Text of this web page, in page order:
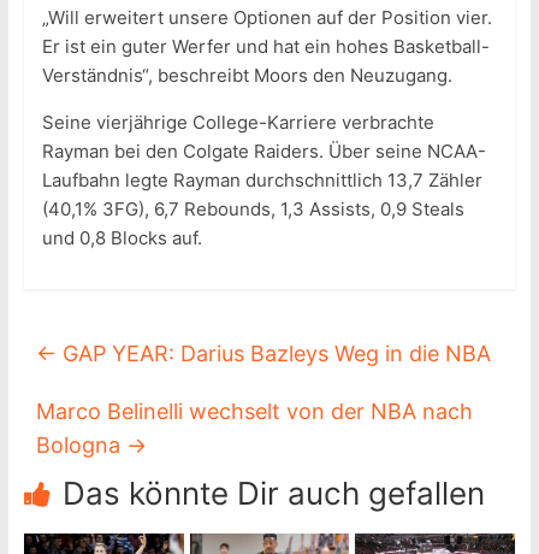
„Will erweitert unsere Optionen auf der Position vier.
Er ist ein guter Werfer und hat ein hohes Basketball-
Verständnis“, beschreibt Moors den Neuzugang.
Seine vierjährige College-Karriere verbrachte
Rayman bei den Colgate Raiders. Über seine NCAA-
Laufbahn legte Rayman durchschnittlich 13,7 Zähler
(40,1% 3FG), 6,7 Rebounds, 1,3 Assists, 0,9 Steals
und 0,8 Blocks auf.
← GAP YEAR: Darius Bazleys Weg in die NBA
Marco Belinelli wechselt von der NBA nach
Bologna →
Das könnte Dir auch gefallen